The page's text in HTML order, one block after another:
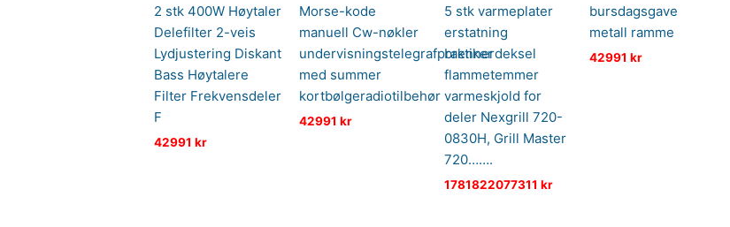
2 stk 400W Høytaler
Delefilter 2-veis
Lydjustering Diskant
Bass Høytalere
Filter Frekvensdeler
F
42991 kr
Morse-kode
manuell Cw-nøkler
undervisningstelegrafpraktiker
med summer
kortbølgeradiotilbehør
42991kr
5 stk varmeplater
erstatning
brennerdeksel
flammetemmer
varmeskjold for
deler Nexgrill 720-
0830H, Grill Master
720…….
1781822077311kr
bursdagsgave
metall ramme
42991kr